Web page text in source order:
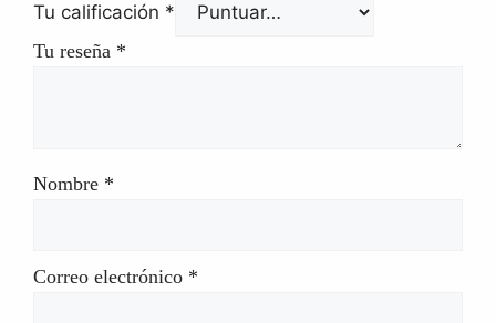
Tu calificación *
Tu reseña *
Nombre *
Correo electrónico *